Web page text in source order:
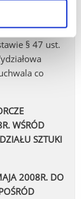
§ 47 ust.
co
WŚRÓD
SZTUKI
2008R. DO